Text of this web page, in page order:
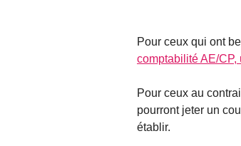
Pour ceux qui ont
comptabilité AE/
Pour ceux au
pourront jeter un
établir.